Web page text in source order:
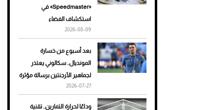
لإطلالة جريئة وعصرية
أحذية Mary Jane: ترف وأناقة
«Speedmaster» في
استكشاف الفضاء
2026-08-09
بعد أسبوع من خسارة
المونديال.. سكالوني يعتذر
لجماهير الأرجنتين برسالة مؤثرة
2026-07-27
وداعًا لحرارة التمارين.. تقنية